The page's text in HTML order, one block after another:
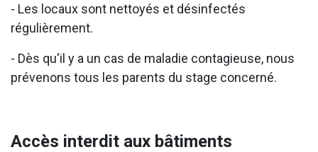
- Les locaux sont nettoyés et désinfectés
régulièrement.
- Dès qu'il y a un cas de maladie contagieuse, nous
prévenons tous les parents du stage concerné.
Accès interdit aux bâtiments